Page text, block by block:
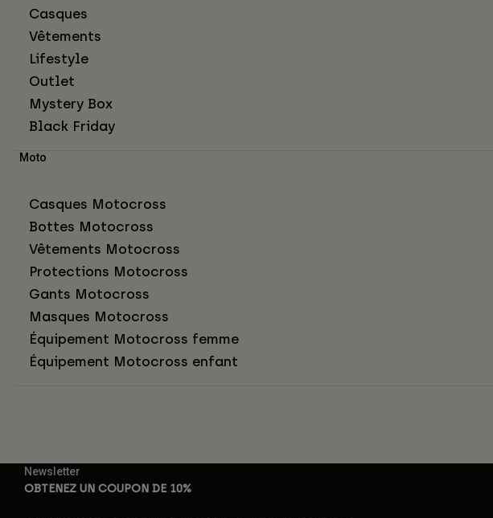
Casques
Vêtements
Lifestyle
Outlet
Mystery Box
Black Friday
Moto
Casques Motocross
Bottes Motocross
Vêtements Motocross
Protections Motocross
Gants Motocross
Masques Motocross
Équipement Motocross femme
Équipement Motocross enfant
Newsletter
OBTENEZ UN COUPON DE 10%